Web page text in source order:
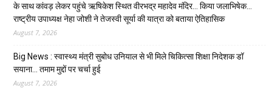
के साथ कांवड़ लेकर पहुंचे ऋषिकेश स्थित वीरभद्र महादेव मंदिर… किया जलाभिषेक…
राष्ट्रीय उपाध्यक्ष नेहा जोशी ने तेजस्वी सूर्या की यात्रा को बताया ऐतिहासिक
August 7, 2026
Big News : स्वास्थ्य मंत्री सुबोध उनियाल से भी मिले चिकित्सा शिक्षा निदेशक डॉ
सयाना… तमाम मुद्दों पर चर्चा हुई
August 7, 2026